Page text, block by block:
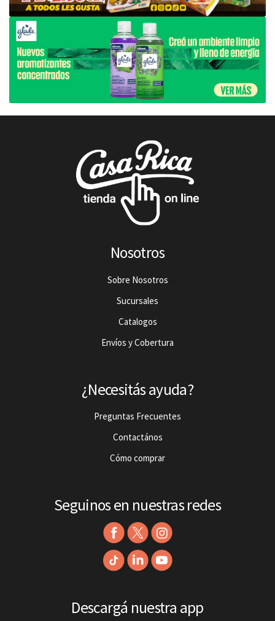
Nosotros
Sobre Nosotros
Sucursales
Catalogos
Envíos y Cobertura
¿Necesitás ayuda?
Preguntas Frecuentes
Contactános
Cómo comprar
Seguinos en nuestras redes
Descargá nuestra app